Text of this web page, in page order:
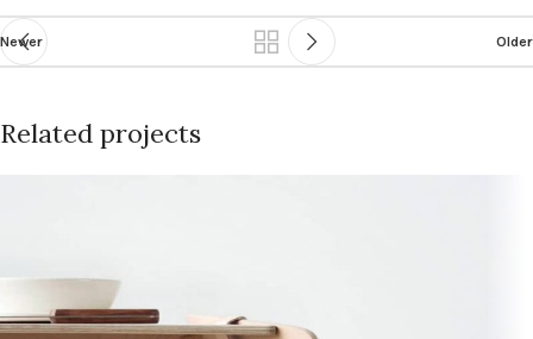
Newer Older
Related projects